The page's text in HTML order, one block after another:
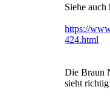
Siehe auch
https://
424.html
Die Braun
sieht richtig